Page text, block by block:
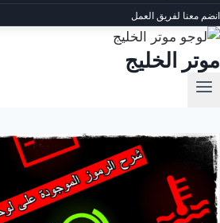
انضم معنا لفريق العمل
موتر الخليج